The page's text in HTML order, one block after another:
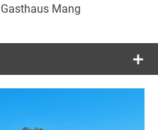
Mang